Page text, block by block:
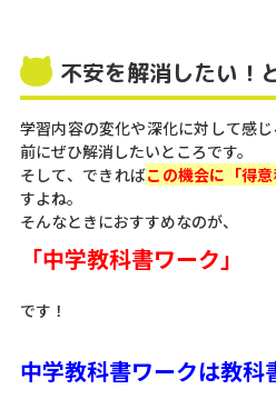
不安を解消したい！
学習内容の変化や深化に対して感
前にぜひ解消したいところです。
そして、できればこの機会に「得
すよね。
そんなときにおすすめなのが、
「中学教科書ワーク」
です！
中学教科書ワークは教科